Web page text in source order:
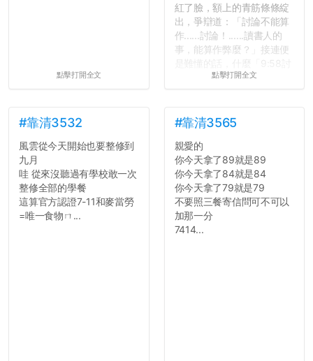
點擊打開全文
紅了臉，額上的青筋條條綻
出，爭辯道：「討論不能算
作......討論！......讀書人的
事，能算作弊麼？」接連便
論考題難度」，什麼「名譽
的空氣。...
點擊打開全文
#靠清3532
風雲從今天開始也要整修到
九月
哇 從來沒聽過有學校敢一次
整修全部的學餐
這算官方認證7-11和麥當勞
=唯一食物ㄇ...
#靠清3565
親愛的
你今天拿了89就是89
你今天拿了84就是84
你今天拿了79就是79
不要照三餐寄信問可不可以
加那一分
7414...